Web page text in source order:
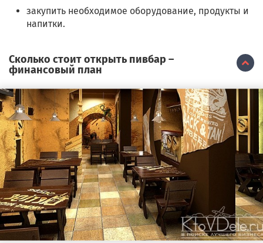
закупить необходимое оборудование, продукты и
напитки.
Сколько стоит открыть пивбар –
финансовый план